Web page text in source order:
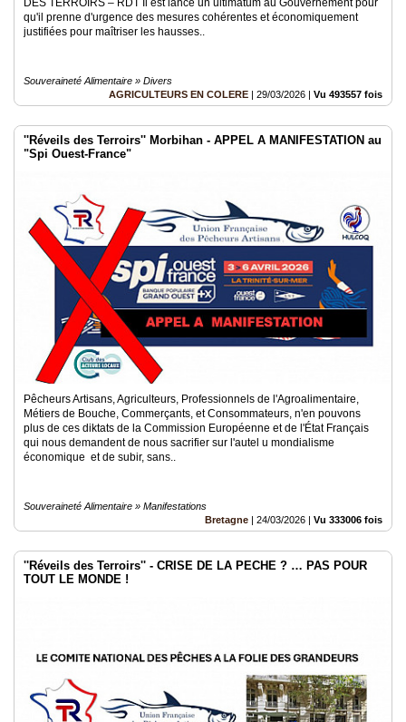
DES TERROIRS – RDT Il est lancé un ultimatum au Gouvernement pour
qu'il prenne d'urgence des mesures cohérentes et économiquement
justifiées pour maîtriser les hausses..
Souveraineté Alimentaire » Divers
AGRICULTEURS EN COLERE | 29/03/2026 | Vu 493557 fois
''Réveils des Terroirs'' Morbihan - APPEL A MANIFESTATION au
"Spi Ouest-France"
Pêcheurs Artisans, Agriculteurs, Professionnels de l'Agroalimentaire,
Métiers de Bouche, Commerçants, et Consommateurs, n'en pouvons
plus de ces diktats de la Commission Européenne et de l'État Français
qui nous demandent de nous sacrifier sur l'autel u mondialisme
économique et de subir, sans..
Souveraineté Alimentaire » Manifestations
Bretagne | 24/03/2026 | Vu 333006 fois
''Réveils des Terroirs'' - CRISE DE LA PECHE ? … PAS POUR
TOUT LE MONDE !